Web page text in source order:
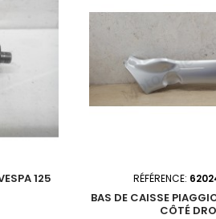
125 RÉFÉRENCE:
BAS DE CAISSE
CÔTÉ